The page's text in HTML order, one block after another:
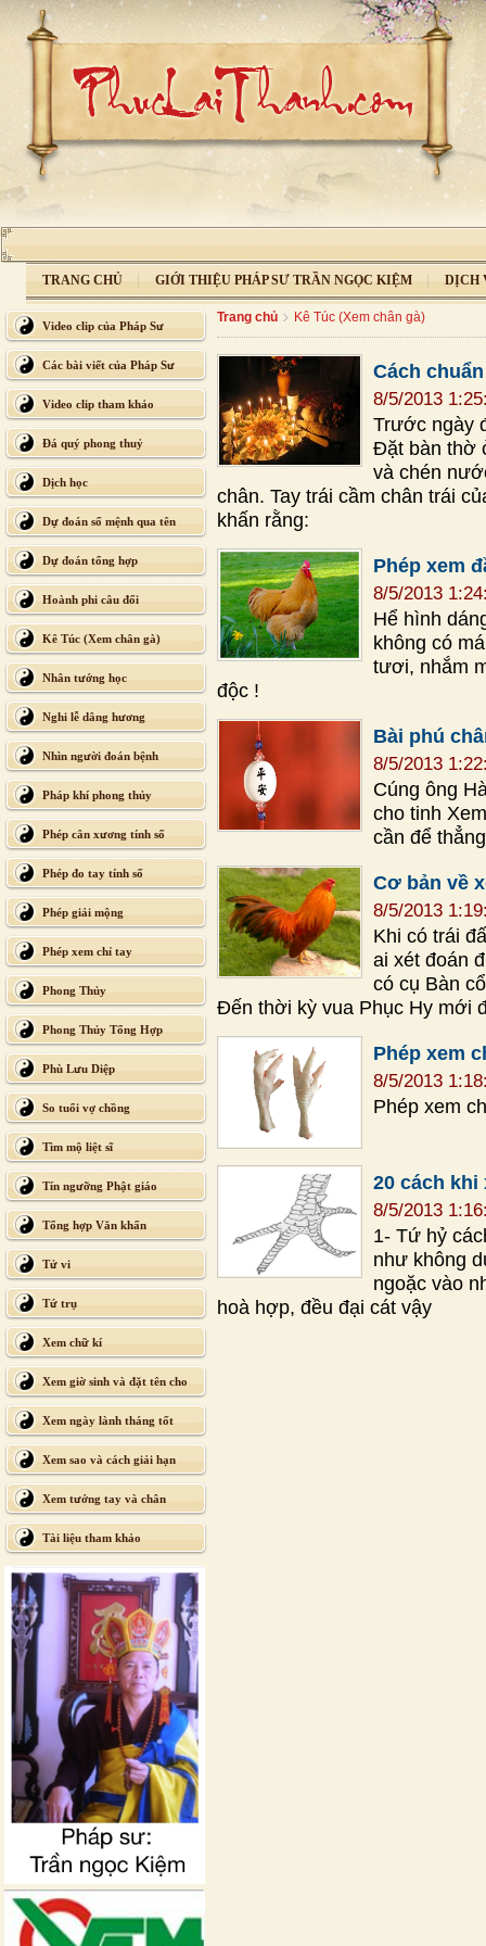
TRANG CHỦ GIỚI THIỆU PHÁP SƯ TRẦN NGỌC KIỆM DỊCH
Video clip của Pháp Sư
Các bài viết của Pháp Sư
Video clip tham khảo
Đá quý phong thuỷ
Dịch học
Dự đoán số mệnh qua tên
Dự đoán tổng hợp
Hoành phi câu đối
Kê Túc (Xem chân gà)
Nhân tướng học
Nghi lễ dâng hương
Nhìn người đoán bệnh
Pháp khí phong thủy
Phép cân xương tính số
Phép đo tay tính số
Phép giải mộng
Phép xem chỉ tay
Phong Thủy
Phong Thủy Tổng Hợp
Phù Lưu Diệp
So tuổi vợ chồng
Tìm mộ liệt sĩ
Tín ngưỡng Phật giáo
Tổng hợp Văn khấn
Tử vi
Tứ trụ
Xem chữ kí
Xem giờ sinh và đặt tên cho
con
Xem ngày lành tháng tốt
Xem sao và cách giải hạn
Xem tướng tay và chân
Tài liệu tham khảo
Trang chủ Kê Túc (Xem chân gà)
Cách
8/5/2013
Trước ngày
Đặt bàn thờ
và chén
chân. Tay trái cầm chân trái
khấn rằng:
Phép xem
8/5/2013
Hể hình
không có
tươi, nhắm
độc !
Bài phú
8/5/2013
Cúng ông
cho tinh
cần để
Cơ bản về
8/5/2013
Khi có trái
ai xét đoán
có cụ Bàn
Đến thời kỳ vua Phục Hy mới
Phép xem
8/5/2013
Phép xem
20 cách khi
8/5/2013
1- Tứ hỷ
như không
ngoặc vào
hoà hợp, đều đại cát vậy